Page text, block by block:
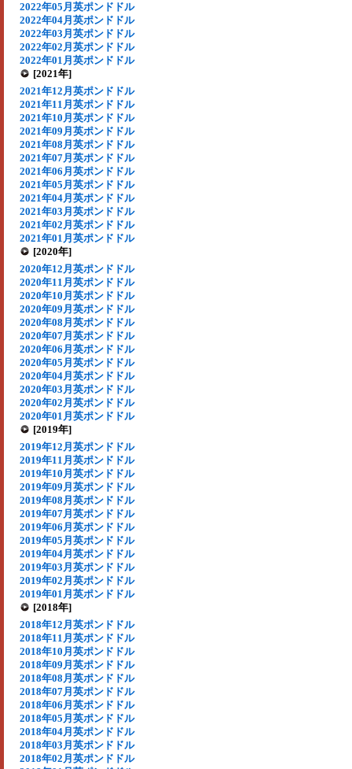
2022年05月英ポンドドル
2022年04月英ポンドドル
2022年03月英ポンドドル
2022年02月英ポンドドル
2022年01月英ポンドドル
[2021年]
2021年12月英ポンドドル
2021年11月英ポンドドル
2021年10月英ポンドドル
2021年09月英ポンドドル
2021年08月英ポンドドル
2021年07月英ポンドドル
2021年06月英ポンドドル
2021年05月英ポンドドル
2021年04月英ポンドドル
2021年03月英ポンドドル
2021年02月英ポンドドル
2021年01月英ポンドドル
[2020年]
2020年12月英ポンドドル
2020年11月英ポンドドル
2020年10月英ポンドドル
2020年09月英ポンドドル
2020年08月英ポンドドル
2020年07月英ポンドドル
2020年06月英ポンドドル
2020年05月英ポンドドル
2020年04月英ポンドドル
2020年03月英ポンドドル
2020年02月英ポンドドル
2020年01月英ポンドドル
[2019年]
2019年12月英ポンドドル
2019年11月英ポンドドル
2019年10月英ポンドドル
2019年09月英ポンドドル
2019年08月英ポンドドル
2019年07月英ポンドドル
2019年06月英ポンドドル
2019年05月英ポンドドル
2019年04月英ポンドドル
2019年03月英ポンドドル
2019年02月英ポンドドル
2019年01月英ポンドドル
[2018年]
2018年12月英ポンドドル
2018年11月英ポンドドル
2018年10月英ポンドドル
2018年09月英ポンドドル
2018年08月英ポンドドル
2018年07月英ポンドドル
2018年06月英ポンドドル
2018年05月英ポンドドル
2018年04月英ポンドドル
2018年03月英ポンドドル
2018年02月英ポンドドル